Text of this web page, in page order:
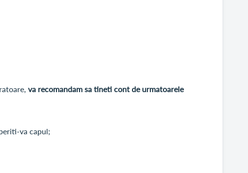
va recomandam sa tineti cont de urmatoarele
va capul;